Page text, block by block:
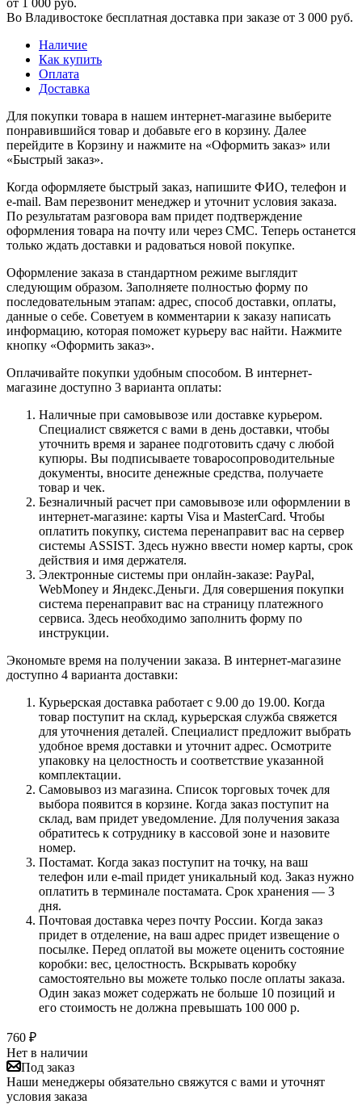
Во Владивостоке бесплатная доставка при заказе от 3 000 руб.
Наличие
Как купить
Оплата
Доставка
Для покупки товара в нашем интернет-магазине выберите
понравившийся товар и добавьте его в корзину. Далее
перейдите в Корзину и нажмите на «Оформить заказ» или
«Быстрый заказ».
Когда оформляете быстрый заказ, напишите ФИО, телефон и
e-mail. Вам перезвонит менеджер и уточнит условия заказа.
По результатам разговора вам придет подтверждение
оформления товара на почту или через СМС. Теперь останется
только ждать доставки и радоваться новой покупке.
Оформление заказа в стандартном режиме выглядит
следующим образом. Заполняете полностью форму по
последовательным этапам: адрес, способ доставки, оплаты,
данные о себе. Советуем в комментарии к заказу написать
информацию, которая поможет курьеру вас найти. Нажмите
кнопку «Оформить заказ».
Оплачивайте покупки удобным способом. В интернет-
магазине доступно 3 варианта оплаты:
Наличные при самовывозе или доставке курьером.
Специалист свяжется с вами в день доставки, чтобы
уточнить время и заранее подготовить сдачу с любой
купюры. Вы подписываете товаросопроводительные
документы, вносите денежные средства, получаете
товар и чек.
Безналичный расчет при самовывозе или оформлении в
интернет-магазине: карты Visa и MasterCard. Чтобы
оплатить покупку, система перенаправит вас на сервер
системы ASSIST. Здесь нужно ввести номер карты, срок
действия и имя держателя.
Электронные системы при онлайн-заказе: PayPal,
WebMoney и Яндекс.Деньги. Для совершения покупки
система перенаправит вас на страницу платежного
сервиса. Здесь необходимо заполнить форму по
инструкции.
Экономьте время на получении заказа. В интернет-магазине
доступно 4 варианта доставки:
Курьерская доставка работает с 9.00 до 19.00. Когда
товар поступит на склад, курьерская служба свяжется
для уточнения деталей. Специалист предложит выбрать
удобное время доставки и уточнит адрес. Осмотрите
упаковку на целостность и соответствие указанной
комплектации.
Самовывоз из магазина. Список торговых точек для
выбора появится в корзине. Когда заказ поступит на
склад, вам придет уведомление. Для получения заказа
обратитесь к сотруднику в кассовой зоне и назовите
номер.
Постамат. Когда заказ поступит на точку, на ваш
телефон или e-mail придет уникальный код. Заказ нужно
оплатить в терминале постамата. Срок хранения — 3
дня.
Почтовая доставка через почту России. Когда заказ
придет в отделение, на ваш адрес придет извещение о
посылке. Перед оплатой вы можете оценить состояние
коробки: вес, целостность. Вскрывать коробку
самостоятельно вы можете только после оплаты заказа.
Один заказ может содержать не больше 10 позиций и
его стоимость не должна превышать 100 000 р.
760 ₽
Нет в наличии
Под заказ
Наши менеджеры обязательно свяжутся с вами и уточнят
условия заказа